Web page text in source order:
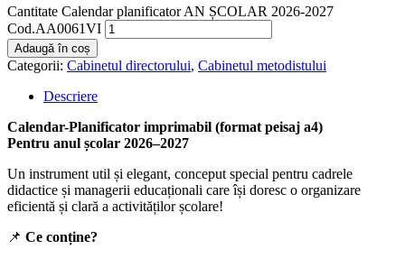
Cantitate Calendar planificator AN ȘCOLAR 2026-2027
Cod.AA0061VI
Adaugă în coș
Categorii: Cabinetul directorului, Cabinetul metodistului
Descriere
Calendar-Planificator imprimabil (format peisaj a4)
Pentru anul școlar 2026–2027
Un instrument util și elegant, conceput special pentru cadrele
didactice și managerii educaționali care își doresc o organizare
eficientă și clară a activităților școlare!
📌 Ce conține?